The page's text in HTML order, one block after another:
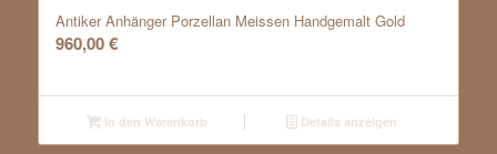
Antiker Anhänger Porzellan Meissen Handgemalt Gold
960,00€
In den Warenkorb Details anzeigen